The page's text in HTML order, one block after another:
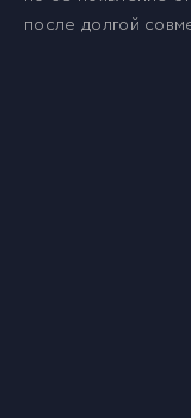
после долгой